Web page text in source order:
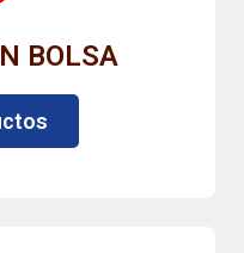
BOLSA